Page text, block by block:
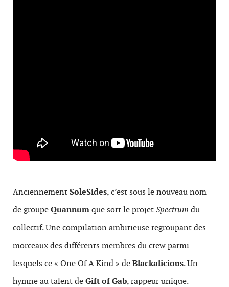
AnciennementSoleSides, c’est sous le nouveau nom
de groupeQuannumque sort le projetSpectrum du
collectif. Une compilation ambitieuse regroupant des
morceaux des différents membres du crew parmi
lesquels ce « One Of A Kind » deBlackalicious. Un
hymne au talent deGift of Gab, rappeur unique.